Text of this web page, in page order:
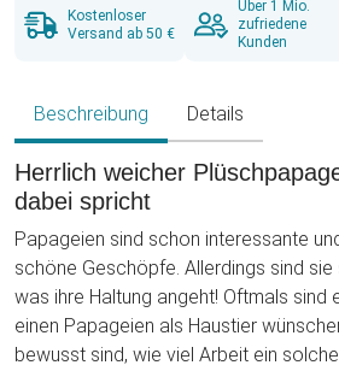
Kostenloser
Versand ab 50 €
Über 1 Mio.
zufriedene
Kunden
Beschreibung Details
Herrlich weicher
dabei spricht
Papageien sind schon interessante
schöne Geschöpfe. Allerdings sind sie
was ihre Haltung angeht! Oftmals sind
einen Papageien als Haustier
bewusst sind, wie viel Arbeit ein